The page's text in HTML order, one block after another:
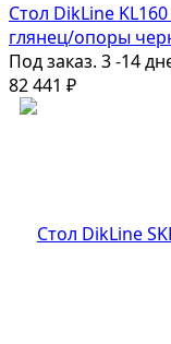
Стол DikLine
глянец/опоры
Под заказ. 3 -14
82 441 ₽